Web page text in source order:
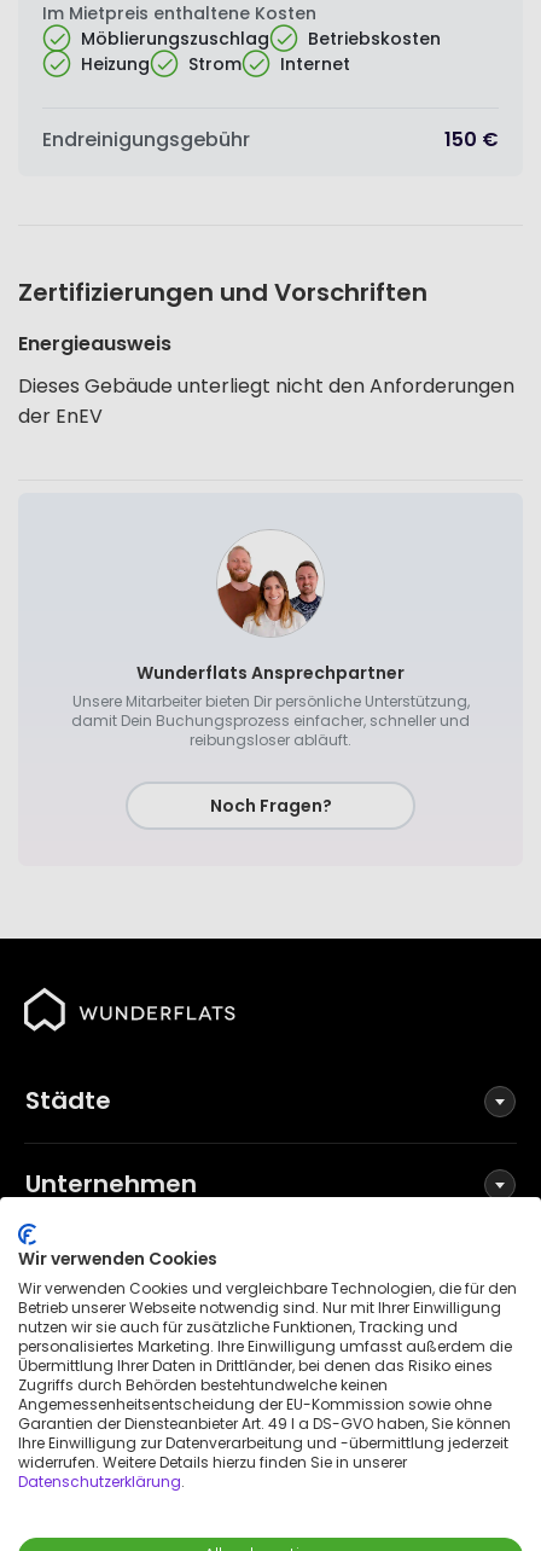
Im Mietpreis enthaltene Kosten
Möblierungszuschlag
Betriebskosten
Heizung
Strom Internet
Endreinigungsgebühr 150 €
Zertifizierungen und Vorschriften
Energieausweis
Dieses Gebäude unterliegt nicht den Anforderungen
der EnEV
Wunderflats Ansprechpartner
Unsere Mitarbeiter bieten Dir persönliche Unterstützung,
damit Dein Buchungsprozess einfacher, schneller und
reibungsloser abläuft.
Noch Fragen?
Städte
Unternehmen
Social Media
Allgemeine Geschäftsbedingungen
Datenschutzerklärung
Impressum
Patenthinweis
© 2026 Wunderflats GmbH
Wir verwenden Cookies
Wir verwenden Cookies und vergleichbare Technologien, die für den
Betrieb unserer Webseite notwendig sind. Nur mit Ihrer Einwilligung
nutzen wir sie auch für zusätzliche Funktionen, Tracking und
personalisiertes Marketing. Ihre Einwilligung umfasst außerdem die
Übermittlung Ihrer Daten in Drittländer, bei denen das Risiko eines
Zugriffs durch Behörden bestehtundwelche keinen
Angemessenheitsentscheidung der EU-Kommission sowie ohne
Garantien der Diensteanbieter Art. 49 I a DS-GVO haben, Sie können
Ihre Einwilligung zur Datenverarbeitung und -übermittlung jederzeit
widerrufen. Weitere Details hierzu finden Sie in unserer
Datenschutzerklärung.